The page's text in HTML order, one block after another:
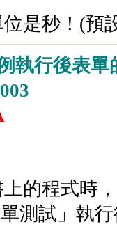
是秒！(預
執行後表
的程式時
測試」執